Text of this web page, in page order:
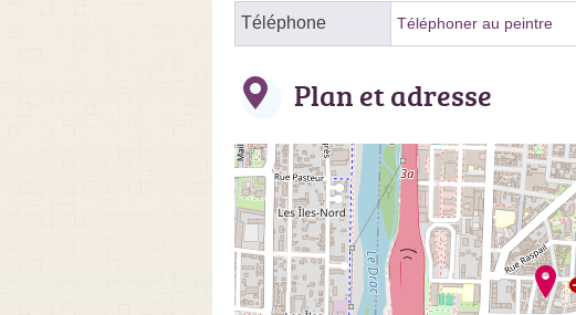
Téléphone Téléphoner au peintre
Plan et adresse